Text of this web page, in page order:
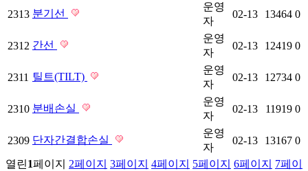
2313 분기선
운영
자
02-13 13464 0
2312 간선
운영
자
02-13 12419 0
2311 틸트(TILT)
운영
자
02-13 12734 0
2310 분배손실
운영
자
02-13 11919 0
2309 단자간결합손실
운영
자
02-13 13167 0
열린1페이지 2페이지 3페이지 4페이지 5페이지 6페이지 7페이